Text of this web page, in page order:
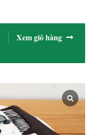
Xem giỏ hàng